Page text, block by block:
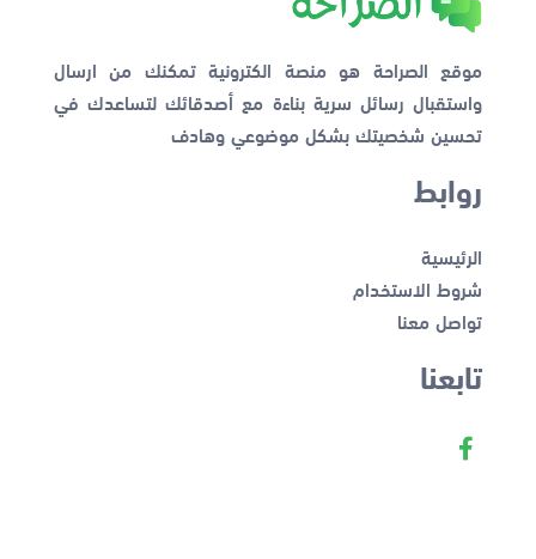
موقع الصراحة هو منصة الكترونية تمكنك من ارسال
واستقبال رسائل سرية بناءة مع أصدقائك لتساعدك في
تحسين شخصيتك بشكل موضوعي وهادف
روابط
الرئيسية
شروط الاستخدام
تواصل معنا
تابعنا